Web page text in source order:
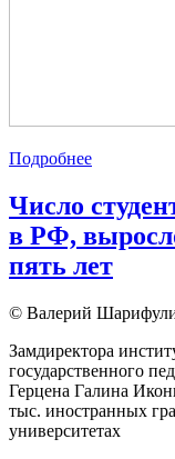
Подробнее
Число
в РФ,
пять лет
© Валерий
Замдиректора
государственного
Герцена Галина
тыс. иностранных
университетах